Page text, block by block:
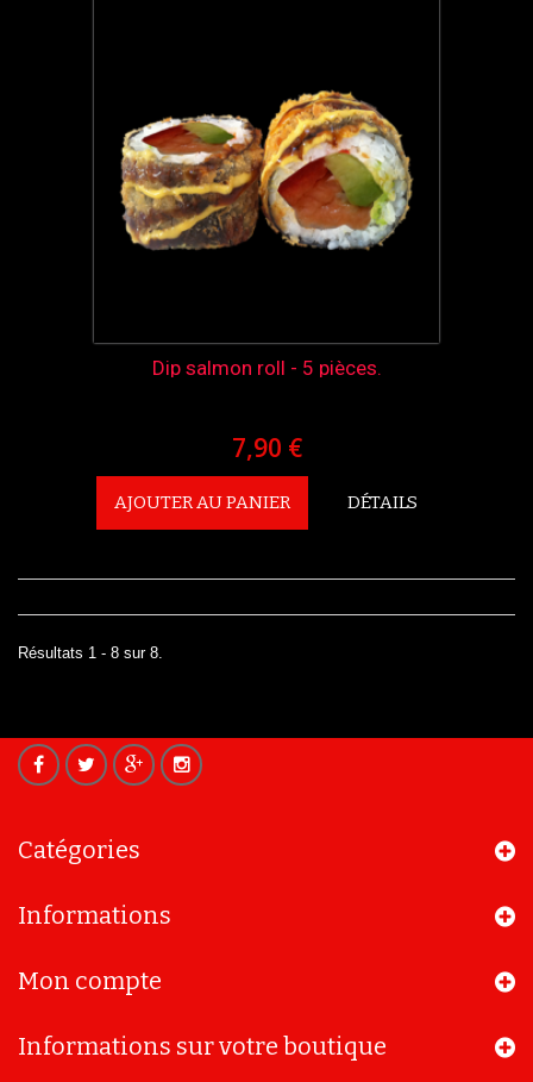
Dip salmon roll - 5 pièces.
7,90 €
AJOUTER AU PANIER DÉTAILS
Résultats 1 - 8 sur 8.
Catégories
Informations
Mon compte
Informations sur votre boutique